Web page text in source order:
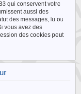
qui conservent votre
aussi des
des messages, lu ou
vous avez des
des cookies peut